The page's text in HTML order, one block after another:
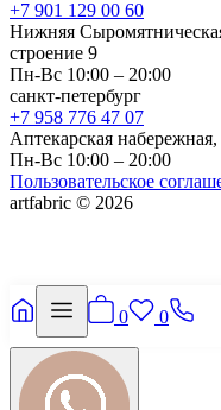
+7 901 129 00 60
Нижняя
строение 9
Пн-Вс 10:00 – 20:00
санкт-петербург
+7 958 776 47 07
Аптекарская
Пн-Вс 10:00 – 20:00
Пользовательское
artfabric © 2026
0 0